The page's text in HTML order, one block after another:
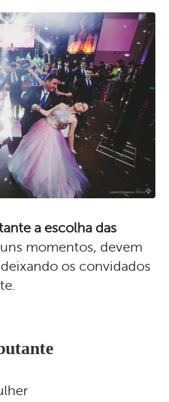
a escolha das
momentos, devem
os convidados